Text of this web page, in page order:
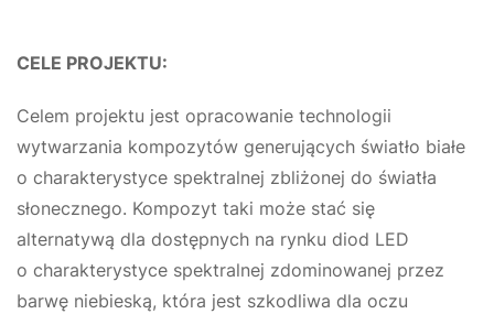
CELE PROJEKTU:
Celem projektu jest opracowanie technologii
wytwarzania kompozytów generujących światło białe
o charakterystyce spektralnej zbliżonej do światła
słonecznego. Kompozyt taki może stać się
alternatywą dla dostępnych na rynku diod LED
o charakterystyce spektralnej zdominowanej przez
barwę niebieską, która jest szkodliwa dla oczu